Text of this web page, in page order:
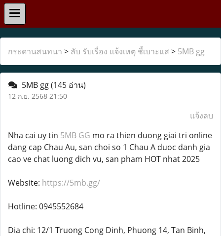
กระดานสนทนา > ลับ รับเรื่อง แจ้งเหตุ ชี้เบาะแส > 5MB gg
5MB gg(145 อ่าน)
12 ก.ย. 2568 21:50
แจ้งลบ
Nha cai uy tin 5MB GG mo ra thien duong giai tri online
dang cap Chau Au, san choi so 1 Chau A duoc danh gia
cao ve chat luong dich vu, san pham HOT nhat 2025
Website: https://5mb.gg/
Hotline: 0945552684
Dia chi: 12/1 Truong Cong Dinh, Phuong 14, Tan Binh,